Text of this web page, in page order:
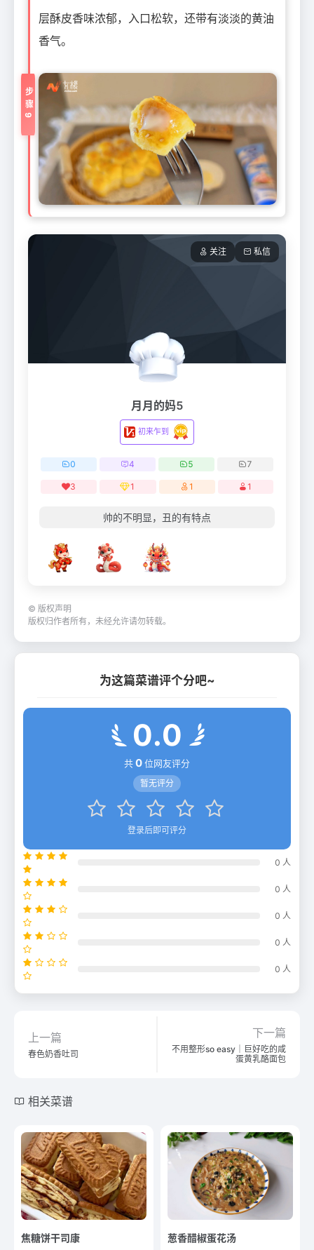
层酥皮香味浓郁，入口松软，还带有淡淡的黄油
香气。
步骤9
关注 私信
月月的妈5
初来乍到
0 4 5 7
3 1 1 1
帅的不明显，丑的有特点
© 版权声明
版权归作者所有，未经允许请勿转载。
为这篇菜谱评个分吧~
0.0
共0位网友评分
暂无评分
登录后即可评分
0 人
0 人
0 人
0 人
0 人
上一篇
春色奶香吐司
下一篇
不用整形so easy｜巨好吃的咸
蛋黄乳酪面包
相关菜谱
焦糖饼干司康 葱香醋椒蛋花汤